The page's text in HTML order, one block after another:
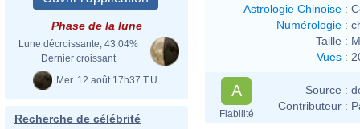
Phase de la lune
Lune décroissante, 43.04%
Dernier croissant
Mer. 12 août 17h37 T.U.
Recherche de célébrité
Astrologie Chinoise :
Numérologie :
Taille :
Vues :
A
Fiabilité
Source :
Contributeur :